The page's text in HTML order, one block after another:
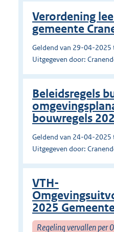
Verordening
gemeente
Geldend van 29-04-2025
Uitgegeven door:
Beleidsregels
bouwregels
Geldend van 24-04-2025
Uitgegeven door:
VTH-
2025
Regeling vervallen